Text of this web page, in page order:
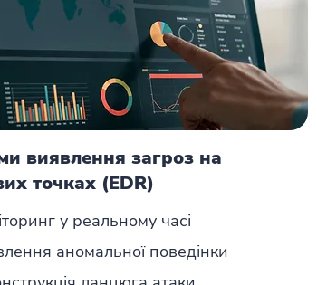
виявлення загроз на
точках (EDR)
у реальному часі
аномальної поведінки